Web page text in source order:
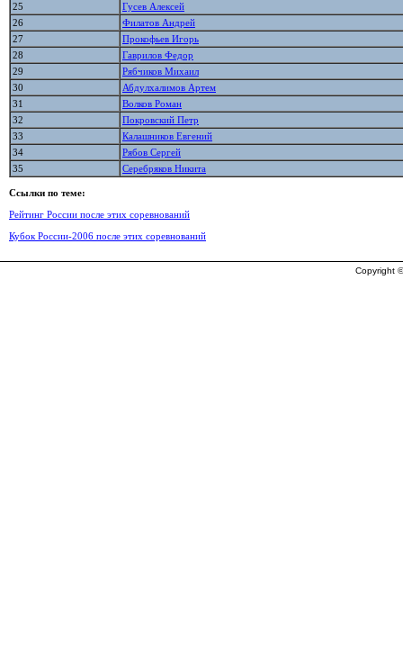
25
Гусев Алексей
26
Филатов Андрей
27
Прокофьев Игорь
28
Гаврилов Федор
29
Рябчиков Михаил
30
Абдулхалимов Артем
31
Волков Роман
32
Покровский Петр
33
Калашников Евгений
34
Рябов Сергей
35
Серебряков Никита
Ссылки по теме:
Рейтинг России после этих соревнований
Кубок России-2006 после этих соревнований
Copyright